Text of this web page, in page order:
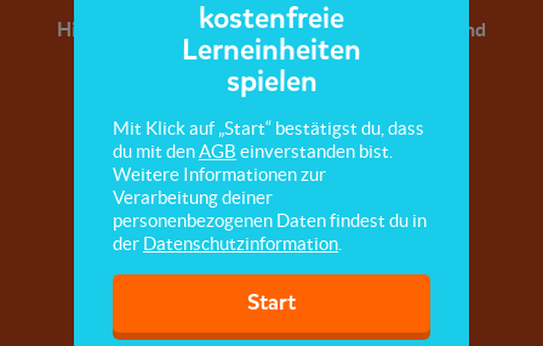
Hier lernst du, woran du Wiewörter erkennst und
was sie dir mitteilen.
kostenfreie
Lerneinheiten
spielen
Mit Klick auf „Start“ bestätigst du, dass
du mit denAGB einverstanden bist.
Weitere Informationen zur
Verarbeitung deiner
personenbezogenen Daten findest du in
der Datenschutzinformation
Start